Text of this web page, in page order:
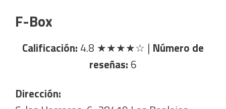
F-Box
Calificación: 4.8 ★★★★☆ | Número de
reseñas: 6
Dirección: